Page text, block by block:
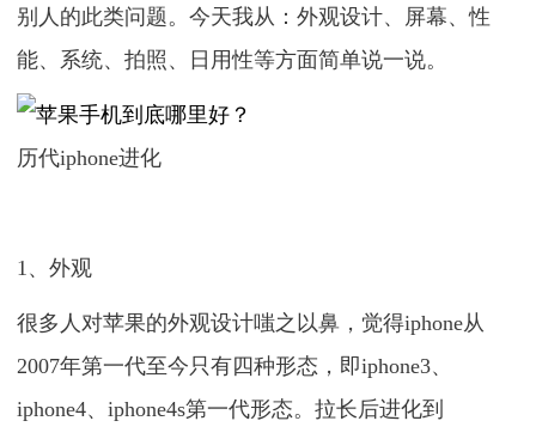
别人的此类问题。今天我从：外观设计、屏幕、性
能、系统、拍照、日用性等方面简单说一说。
历代iphone进化
1、外观
很多人对苹果的外观设计嗤之以鼻，觉得iphone从
2007年第一代至今只有四种形态，即iphone3、
iphone4、iphone4s第一代形态。拉长后进化到